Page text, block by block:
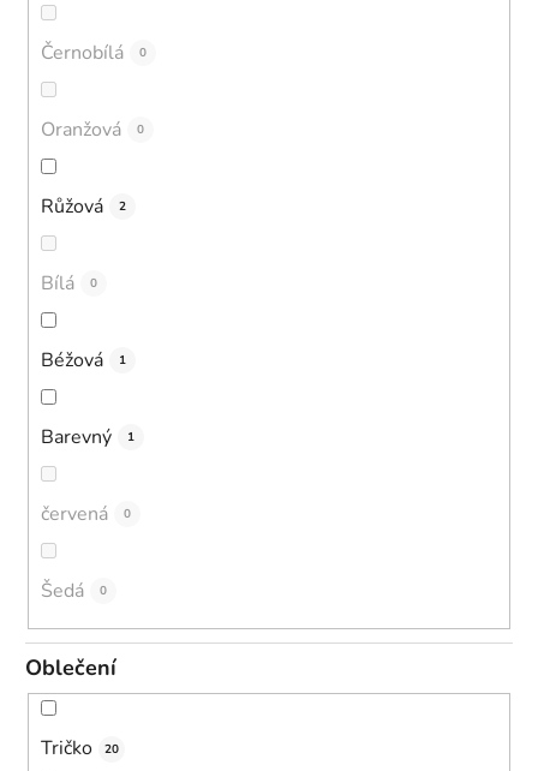
Černobílá 0
Oranžová 0
Růžová 2
Bílá 0
Béžová 1
Barevný 1
červená 0
Šedá 0
Oblečení
Tričko 20